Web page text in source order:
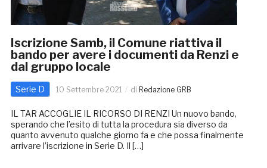
Iscrizione Samb, il Comune riattiva il
bando per avere i documenti da Renzi e
dal gruppo locale
Serie D 10 Settembre 2021 di Redazione GRB
IL TAR ACCOGLIE IL RICORSO DI RENZI Un nuovo bando,
sperando che l’esito di tutta la procedura sia diverso da
quanto avvenuto qualche giorno fa e che possa finalmente
arrivare l’iscrizione in Serie D. Il […]